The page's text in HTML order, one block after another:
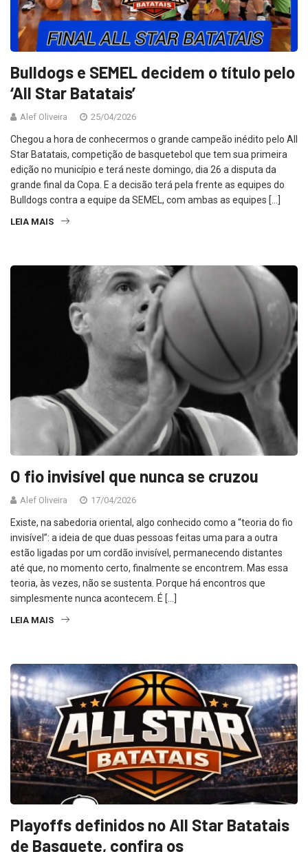
Bulldogs e SEMEL decidem o título pelo
‘All Star Batatais’
Alef Oliveira 25/04/2026
Chegou a hora de conhecermos o grande campeão inédito pelo All
Star Batatais, competição de basquetebol que tem sua primeira
edição no município e terá neste domingo, dia 26 a disputa da
grande final da Copa. E a decisão terá pela frente as equipes do
Bulldogs contra a equipe da SEMEL, com ambas as equipes […]
LEIA MAIS
O fio invisível que nunca se cruzou
Alef Oliveira 17/04/2026
Existe, na sabedoria oriental, algo conhecido como a “teoria do fio
invisível”: a ideia de que duas pessoas feitas uma para a outra
estão ligadas por um cordão invisível, permanecendo distantes
até que, no momento certo, finalmente se encontrem. Mas essa
teoria, às vezes, não se sustenta. Porque há encontros que
simplesmente nunca acontecem. É […]
LEIA MAIS
Playoffs definidos no All Star Batatais